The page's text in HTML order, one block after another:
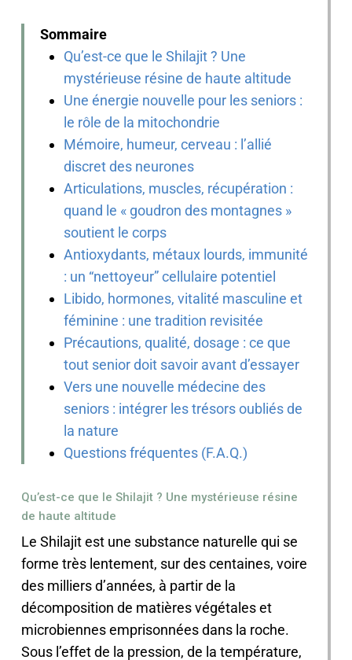
Sommaire
Qu’est-ce que le Shilajit ? Une
mystérieuse résine de haute altitude
Une énergie nouvelle pour les seniors :
le rôle de la mitochondrie
Mémoire, humeur, cerveau : l’allié
discret des neurones
Articulations, muscles, récupération :
quand le « goudron des montagnes »
soutient le corps
Antioxydants, métaux lourds, immunité
: un “nettoyeur” cellulaire potentiel
Libido, hormones, vitalité masculine et
féminine : une tradition revisitée
Précautions, qualité, dosage : ce que
tout senior doit savoir avant d’essayer
Vers une nouvelle médecine des
seniors : intégrer les trésors oubliés de
la nature
Questions fréquentes (F.A.Q.)
Qu’est-ce que le Shilajit ? Une mystérieuse résine
de haute altitude
Le Shilajit est une substance naturelle qui se
forme très lentement, sur des centaines, voire
des milliers d’années, à partir de la
décomposition de matières végétales et
microbiennes emprisonnées dans la roche.
Sous l’effet de la pression, de la température,